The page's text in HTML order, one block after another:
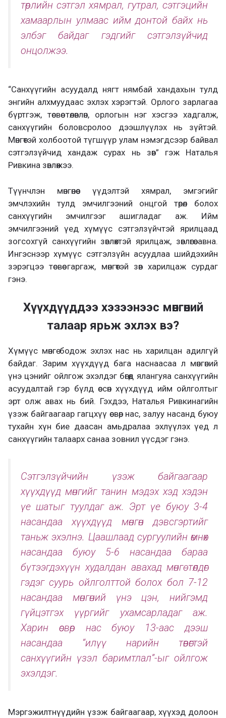
төрлийн сэтгэл хямрал, гутрал, сэтгэцийн
хамаарлын улмаас ийм донтой байх нь
элбэг байдаг гэдгийг сэтгэлзүйчид
онцолжээ.
“Санхүүгийн асуудалд нягт нямбай хандахын тулд
энгийн алхмуудаас эхлэх хэрэгтэй. Орлого зарлагаа
бүртгэж, төсвөө төлөвлөн, орлогын нэг хэсгээ хадгалж,
санхүүгийн боловсролоо дээшлүүлэх нь зүйтэй.
Мөнгөтэй холбоотой түгшүүр улам нэмэгдсээр байвал
сэтгэлзүйчид хандаж сурах нь зөв” гэж Наталья
Ривкина зөвлөжээ.
Түүнчлэн мөнгөнөөс үүдэлтэй хямрал, эмгэгийг
эмчлэхийн тулд эмчилгээний онцгой төрөл болох
санхүүгийн эмчилгээг ашигладаг аж. Ийм
эмчилгээний үед хүмүүс сэтгэлзүйчтэй ярилцаад
зогсохгүй санхүүгийн зөвлөхтэй ярилцаж, зөвлөгөө авна.
Ингэснээр хүмүүс сэтгэлзүйн асуудлаа шийдэхийн
зэрэгцээ төсвөө гаргаж, мөнгөтэй зөв харилцаж сурдаг
гэнэ.
Хүүхдүүддээ хэзээнээс мөнгөний
талаар ярьж эхлэх вэ?
Хүмүүс мөнгө бодож эхлэх нас нь харилцан адилгүй
байдаг. Зарим хүүхдүүд бага наснаасаа л мөнгөний
үнэ цэнийг ойлгож эхэлдэг бөгөөд ялангуяа санхүүгийн
асуудалтай гэр бүлд өссөн хүүхдүүд ийм ойлголтыг
эрт олж авах нь бий. Гэхдээ, Наталья Ривкинагийн
үзэж байгаагаар гагцхүү өсвөр нас, залуу насанд буюу
тухайн хүн бие даасан амьдралаа эхлүүлэх үед л
санхүүгийн талаарх санаа зовнил үүсдэг гэнэ.
Сэтгэлзүйчийн үзэж байгаагаар
хүүхдүүд мөнгийг танин мэдэх хэд хэдэн
үе шатыг туулдаг аж. Эрт үе буюу 3-4
насандаа хүүхдүүд мөнгөн дэвсгэртийг
таньж эхэлнэ. Цаашлаад сургуулийн өмнөх
насандаа буюу 5-6 насандаа бараа
бүтээгдэхүүн худалдан авахад мөнгө төлдөг
гэдэг суурь ойлголттой болох бол 7-12
насандаа мөнгөний үнэ цэн, нийгэмд
гүйцэтгэх үүргийг ухамсарладаг аж.
Харин өсвөр нас буюу 13-аас дээш
насандаа “илүү нарийн төвөгтэй
санхүүгийн үзэл баримтлал”-ыг ойлгож
эхэлдэг.
Мэргэжилтнүүдийн үзэж байгаагаар, хүүхэд долоон